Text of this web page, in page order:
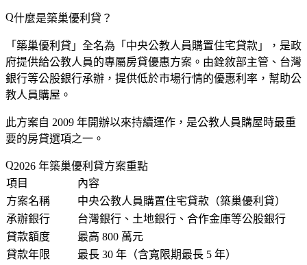
什麼是築巢優利貸？
「築巢優利貸」全名為「中央公教人員購置住宅貸款」，是政
府提供給公教人員的專屬房貸優惠方案。由銓敘部主管、台灣
銀行等公股銀行承辦，提供低於市場行情的優惠利率，幫助公
教人員購屋。
此方案自 2009 年開辦以來持續運作，是公教人員購屋時最重
要的房貸選項之一。
2026 年築巢優利貸方案重點
項目
內容
方案名稱
中央公教人員購置住宅貸款（築巢優利貸）
承辦銀行
台灣銀行、土地銀行、合作金庫等公股銀行
貸款額度
最高 800 萬元
貸款年限
最長 30 年（含寬限期最長 5 年）